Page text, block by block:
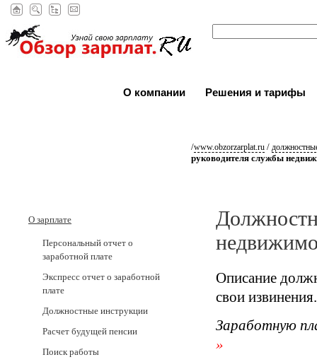
О компании Решения и тарифы
/www.obzorzarplat.ru /
руководителя службы
О зарплате
Персональный отчет о
заработной плате
Экспресс отчет о заработной
плате
Должностные инструкции
Расчет будущей пенсии
Поиск работы
Описание
свои извинения.
Заработную
»